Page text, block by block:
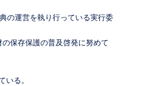
の運営を執り行っている実行委
保存保護の普及啓発に努めて
る。